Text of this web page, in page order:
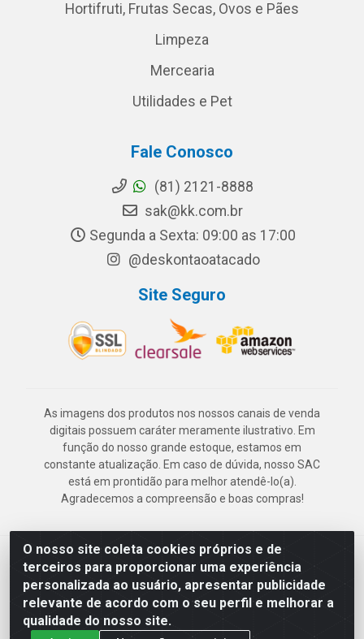
O nosso site coleta cookies próprios e de
terceiros para proporcionar uma experiência
personalizada ao usuário, apresentar publicidade
relevante de acordo com o seu perfil e melhorar a
qualidade do nosso site.
Hortifruti, Frutas Secas, Ovos e Pães
Limpeza
Mercearia
Utilidades e Pet
Fale Conosco
(81) 2121-8888
sak@kk.com.br
Segunda a Sexta: 09:00 as 17:00
@deskontaoatacado
Site Seguro
As imagens dos produtos nos nossos canais de venda
digitais possuem caráter meramente ilustrativo. Em
função do nosso grande estoque, estamos em
constante atualização. Em caso de dúvida, nosso SAC
está em prontidão para melhor atendê-lo(a).
Agradecemos a compreensão e boas compras!
Deskontão Atacado - Av. Marechal Mascarenhas de Morais, 2471 -
Imbiribeira - Recife/PE - CEP 51.150-001 - CNPJ 24.150.377/0003-
57